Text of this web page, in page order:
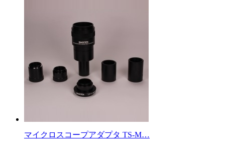
マイクロスコープアダプタ TS-M…